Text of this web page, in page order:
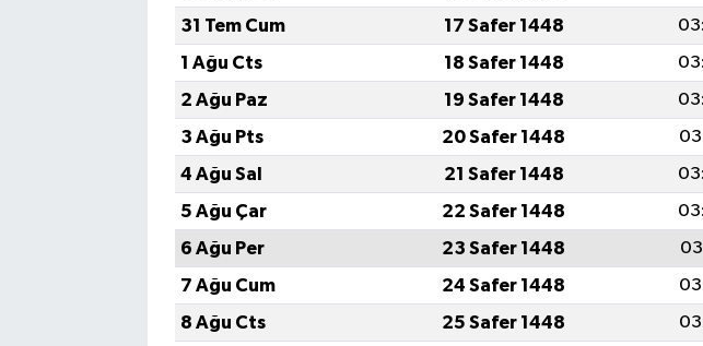
31 Tem Cum
17 Safer 1448
1 Ağu Cts
18 Safer 1448
2 Ağu Paz
19 Safer 1448
3 Ağu Pts
20 Safer 1448
4 Ağu Sal
21 Safer 1448
5 Ağu Çar
22 Safer 1448
6 Ağu Per
23 Safer 1448
7 Ağu Cum
24 Safer 1448
8 Ağu Cts
25 Safer 1448